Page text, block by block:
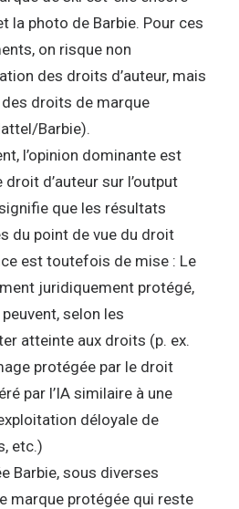
la photo de Barbie. Pour ces
on risque non
des droits d’auteur, mais
droits de marque
Barbie).
l’opinion dominante est
droit d’auteur sur l’output
que les résultats
du point de vue du droit
est toutefois de mise : Le
juridiquement protégé,
selon les
atteinte aux droits (p. ex.
protégée par le droit
par l’IA similaire à une
déloyale de
etc.)
Barbie, sous diverses
marque protégée qui reste